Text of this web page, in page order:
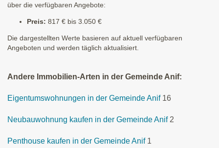
über die verfügbaren Angebote:
Preis: 817 € bis 3.050 €
Die dargestellten Werte basieren auf aktuell verfügbaren
Angeboten und werden täglich aktualisiert.
Andere Immobilien-Arten in der Gemeinde Anif:
Eigentumswohnungen in der Gemeinde Anif 16
Neubauwohnung kaufen in der Gemeinde Anif 2
Penthouse kaufen in der Gemeinde Anif 1